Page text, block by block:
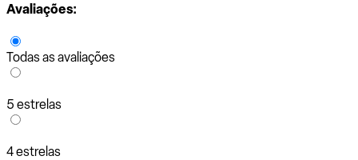
Avaliações:
Todas as avaliações
5 estrelas
4 estrelas